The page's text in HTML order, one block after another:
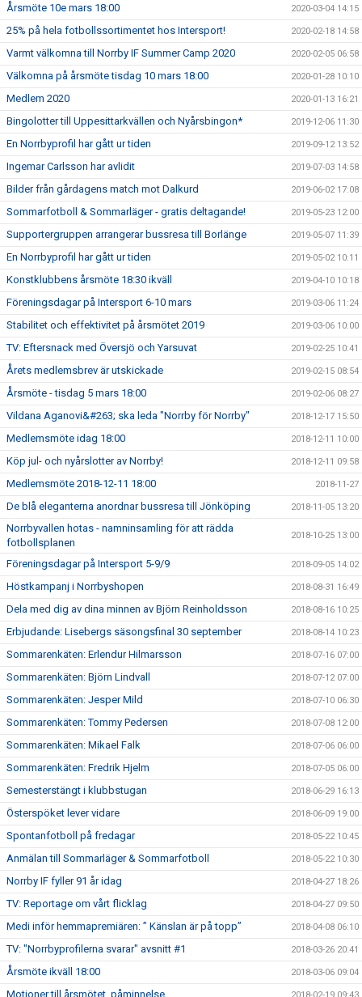
Årsmöte 10e mars 18:00 2020-03-04 14:15
25% på hela fotbollssortimentet hos Intersport! 2020-02-18 14:58
Varmt välkomna till Norrby IF Summer Camp 2020 2020-02-05 06:58
Välkomna på årsmöte tisdag 10 mars 18:00 2020-01-28 10:10
Medlem 2020 2020-01-13 16:21
Bingolotter till Uppesittarkvällen och Nyårsbingon* 2019-12-06 11:30
En Norrbyprofil har gått ur tiden 2019-09-12 13:52
Ingemar Carlsson har avlidit 2019-07-03 14:58
Bilder från gårdagens match mot Dalkurd 2019-06-02 17:08
Sommarfotboll & Sommarläger - gratis deltagande! 2019-05-23 12:00
Supportergruppen arrangerar bussresa till Borlänge 2019-05-07 11:39
En Norrbyprofil har gått ur tiden 2019-05-02 10:11
Konstklubbens årsmöte 18:30 ikväll 2019-04-10 10:18
Föreningsdagar på Intersport 6-10 mars 2019-03-06 11:24
Stabilitet och effektivitet på årsmötet 2019 2019-03-06 10:00
TV: Eftersnack med Översjö och Yarsuvat 2019-02-25 10:41
Årets medlemsbrev är utskickade 2019-02-15 08:54
Årsmöte - tisdag 5 mars 18:00 2019-02-06 08:27
Vildana Aganovi&#263; ska leda "Norrby för Norrby" 2018-12-17 15:50
Medlemsmöte idag 18:00 2018-12-11 10:00
Köp jul- och nyårslotter av Norrby! 2018-12-11 09:58
Medlemsmöte 2018-12-11 18:00 2018-11-27
De blå eleganterna anordnar bussresa till Jönköping 2018-11-05 13:20
Norrbyvallen hotas - namninsamling för att rädda
fotbollsplanen
2018-10-25 13:00
Föreningsdagar på Intersport 5-9/9 2018-09-05 14:02
Höstkampanj i Norrbyshopen 2018-08-31 16:49
Dela med dig av dina minnen av Björn Reinholdsson 2018-08-16 10:25
Erbjudande: Lisebergs säsongsfinal 30 september 2018-08-14 10:23
Sommarenkäten: Erlendur Hilmarsson 2018-07-16 07:00
Sommarenkäten: Björn Lindvall 2018-07-12 07:00
Sommarenkäten: Jesper Mild 2018-07-10 06:30
Sommarenkäten: Tommy Pedersen 2018-07-08 12:00
Sommarenkäten: Mikael Falk 2018-07-06 06:00
Sommarenkäten: Fredrik Hjelm 2018-07-05 06:00
Semesterstängt i klubbstugan 2018-06-29 16:13
Österspöket lever vidare 2018-06-09 19:00
Spontanfotboll på fredagar 2018-05-22 10:45
Anmälan till Sommarläger & Sommarfotboll 2018-05-22 10:30
Norrby IF fyller 91 år idag 2018-04-27 18:26
TV: Reportage om vårt flicklag 2018-04-27 09:50
Medi inför hemmapremiären: ” Känslan är på topp” 2018-04-08 06:10
TV: "Norrbyprofilerna svarar" avsnitt #1 2018-03-26 20:41
Årsmöte ikväll 18:00 2018-03-06 09:04
Motioner till årsmötet, påminnelse